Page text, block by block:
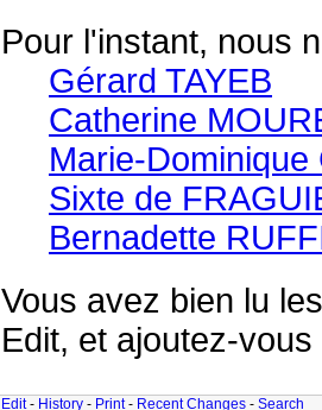
Pour l'instant, nous
Gérard TAYEB
Catherine
Marie-Dominique
Sixte de
Bernadette
Vous avez bien lu
Edit, et ajoutez-
Edit- History - Print- Recent Changes - Search